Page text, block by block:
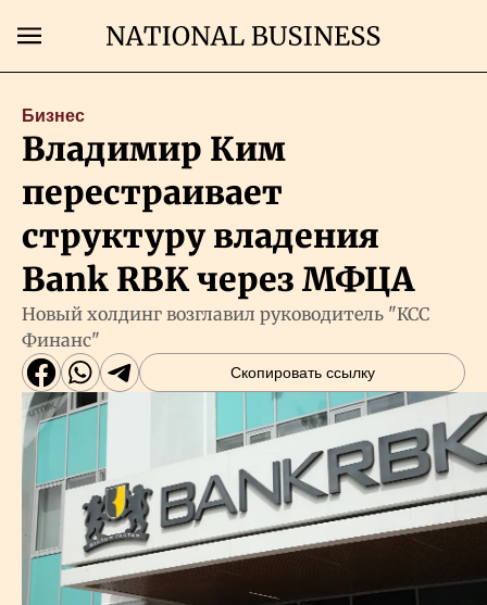
Главная
Экономика
Бизнес
Рынки
Технологии
Власть
Геополитика
Бизнес
Владимир Ким
перестраивает
структуру владения
Bank RBK через МФЦА
Новый холдинг возглавил руководитель "КСС
Финанс"
Скопировать ссылку